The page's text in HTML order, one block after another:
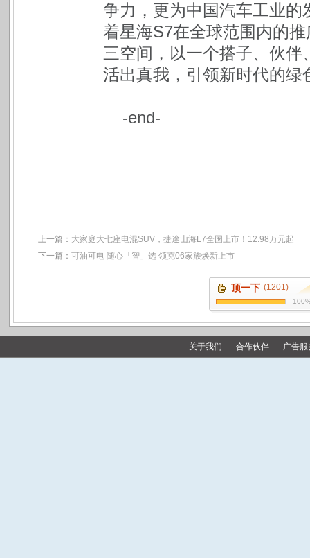
争力，更为中国汽车工业
着星海S7在全球范围内的
三空间，以一个搭子、伙
活出真我，引领新时代的绿
-end-
上一篇： 大家庭大七座电混SUV，捷途山海L7全国上市！12.98万元起
下一篇： 可油可电 随心「智」选 领克06家族焕新上市
顶一下 (1201)
关于我们 - 合作伙伴 - 广告服